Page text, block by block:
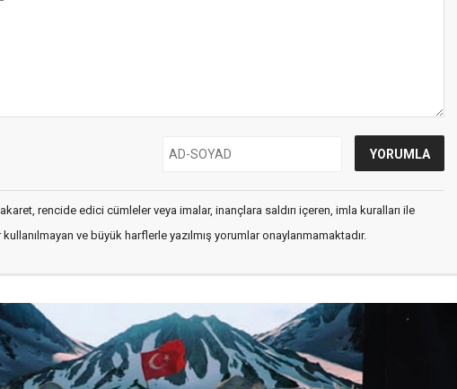
rencide edici cümleler veya imalar, inançlara saldırı içeren, imla kuralları ile
ve büyük harflerle yazılmış yorumlar onaylanmamaktadır.